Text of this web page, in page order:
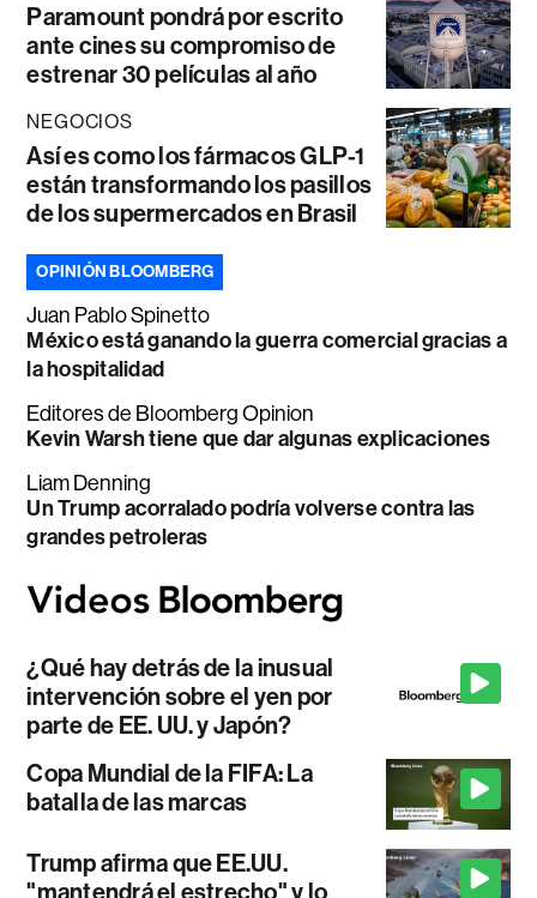
Paramount pondrá por escrito
ante cines su compromiso de
estrenar 30 películas al año
NEGOCIOS
Así es como los fármacos GLP-1
están transformando los pasillos
de los supermercados en Brasil
OPINIÓN BLOOMBERG
Juan Pablo Spinetto
México está ganando la guerra comercial gracias a
la hospitalidad
Editores de Bloomberg Opinion
Kevin Warsh tiene que dar algunas explicaciones
Liam Denning
Un Trump acorralado podría volverse contra las
grandes petroleras
¿Qué hay detrás de la inusual
intervención sobre el yen por
parte de EE. UU. y Japón?
Copa Mundial de la FIFA: La
batalla de las marcas
Trump afirma que EE.UU.
"mantendrá el estrecho" y lo